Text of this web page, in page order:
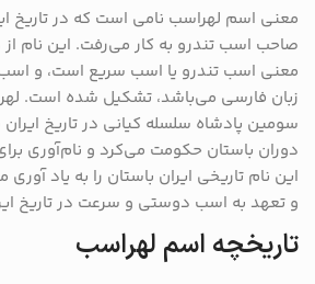
معنی اسم لهراسب نامی است که در تاریخ
صاحب اسب تندرو به کار می‌رفت. این نام از
معنی اسب تندرو یا اسب سریع است، و
زبان فارسی می‌باشد، تشکیل شده است.
سومین پادشاه سلسله کیانی در تاریخ
دوران باستان حکومت می‌کرد و نام‌آوری
این نام تاریخی ایران باستان را به یاد
و تعهد به اسب دوستی و سرعت در تاریخ
تاریخچه اسم لهراسب